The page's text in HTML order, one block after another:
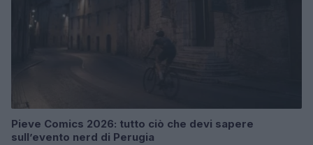
Pieve Comics 2026: tutto ciò che devi sapere
sull’evento nerd di Perugia